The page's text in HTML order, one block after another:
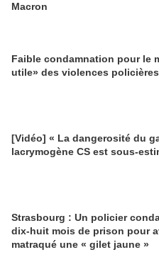
Macron
Faible condamnation pour le
utile» des violences policières
[Vidéo] « La dangerosité du
lacrymogène CS est sous-
Strasbourg : Un policier
dix-huit mois de prison pour
matraqué une « gilet jaune »